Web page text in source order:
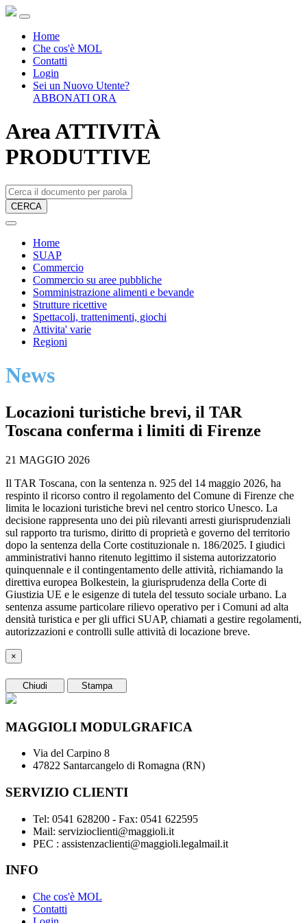
Home
Che cos'è MOL
Contatti
Login
Sei un Nuovo Utente?
ABBONATI ORA
Area ATTIVITÀ
PRODUTTIVE
CERCA
Home
SUAP
Commercio
Commercio su aree pubbliche
Somministrazione alimenti e bevande
Strutture ricettive
Spettacoli, trattenimenti, giochi
Attivita' varie
Regioni
News
Locazioni turistiche brevi, il TAR
Toscana conferma i limiti di Firenze
21 MAGGIO 2026
Il TAR Toscana, con la sentenza n. 925 del 14 maggio 2026, ha
respinto il ricorso contro il regolamento del Comune di Firenze che
limita le locazioni turistiche brevi nel centro storico Unesco. La
decisione rappresenta uno dei più rilevanti arresti giurisprudenziali
sul rapporto tra turismo, diritto di proprietà e governo del territorio
dopo la sentenza della Corte costituzionale n. 186/2025. I giudici
amministrativi hanno ritenuto legittimo il sistema autorizzatorio
quinquennale e il contingentamento delle attività, richiamando la
direttiva europea Bolkestein, la giurisprudenza della Corte di
Giustizia UE e le esigenze di tutela del tessuto sociale urbano. La
sentenza assume particolare rilievo operativo per i Comuni ad alta
densità turistica e per gli uffici SUAP, chiamati a gestire regolamenti,
autorizzazioni e controlli sulle attività di locazione breve.
×
Chiudi Stampa
MAGGIOLI MODULGRAFICA
Via del Carpino 8
47822 Santarcangelo di Romagna (RN)
SERVIZIO CLIENTI
Tel: 0541 628200 - Fax: 0541 622595
Mail: servizioclienti@maggioli.it
PEC : assistenzaclienti@maggioli.legalmail.it
INFO
Che cos'è MOL
Contatti